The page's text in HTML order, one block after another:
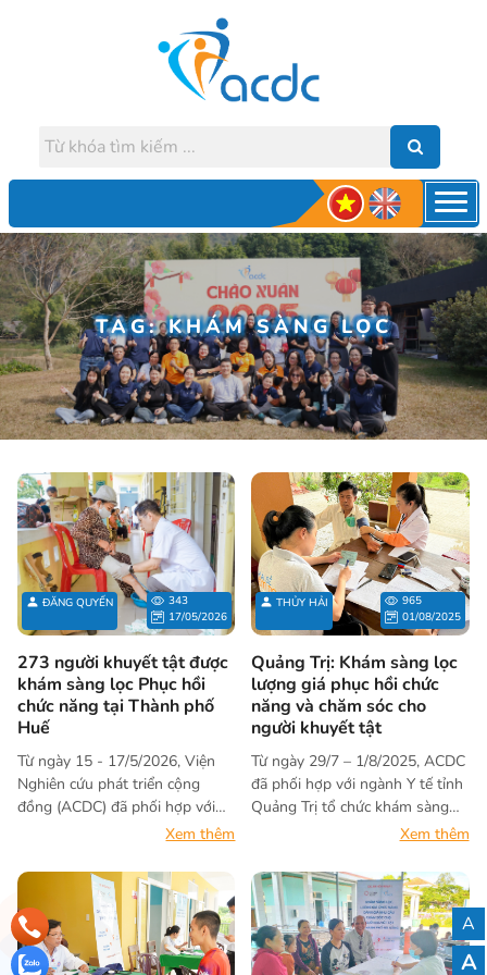
TAG: KHÁM SÀNG LỌC
ĐĂNG QUYẾN
343
17/05/2026
273 người khuyết tật được
khám sàng lọc Phục hồi
chức năng tại Thành phố
Huế
Từ ngày 15 - 17/5/2026, Viện
Nghiên cứu phát triển cộng
đồng (ACDC) đã phối hợp với
Hội Người khuyết tật - Bảo trợ
thành phố Huế, Sở Y tế thành
phố Huế, Ủy ban nhân dân,
Trạm Y tế các xã, phường cùng
các đơn vị liên quan tổ chức
hoạt động “Sàng lọc, lượng giá
Xem thêm
THỦY HẢI
965
01/08/2025
Quảng Trị: Khám sàng lọc
lượng giá phục hồi chức
năng và chăm sóc cho
người khuyết tật
Từ ngày 29/7 – 1/8/2025, ACDC
đã phối hợp với ngành Y tế tỉnh
Quảng Trị tổ chức khám sàng
lọc, lượng giá phục hồi chức
người khuyết tật trên địa bàn 06
xã Cam Lộ, Hiếu Giang, Nam
Cửa Việt, Triệu Cơ, Triệu Bình và
Ái Tử.
Xem thêm
A
A